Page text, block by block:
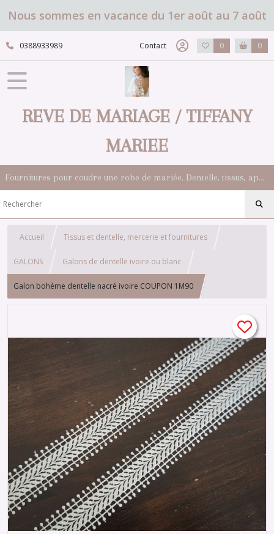
Nous sommes en vacance du 1er août au 7 août
0388933989 Contact 0 0
REVE DE MARIAGE / TIFFANY
MARIEE
Fournitures pour coudre une robe de mariée. Dentelle, tissus, appliqués, galons, boutons. Robes et accessoires pour la mariée.
Accueil Tissus et dentelle, mercerie et fournitures
GALONS Galons de dentelle ivoire ou blanc
Galon bohème dentelle nacré ivoire COUPON 1M90